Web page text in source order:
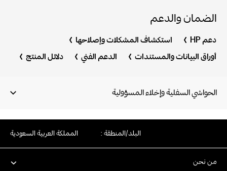
الضمان والدعم
دعم HP استكشاف المشكلات وإصلاحها
أوراق البيانات والمستندات الدعم الفني دلائل المنتج
الحواشي السفلية وإخلاء المسؤولية
البلد/المنطقة : المملكة العربية السعودية
من نحن